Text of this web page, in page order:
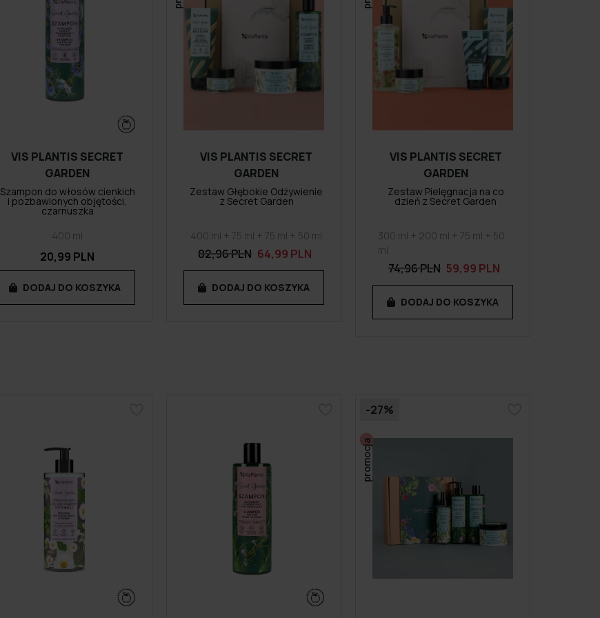
VIS PLANTIS SECRET
GARDEN
Szampon do włosów cienkich
i pozbawionych objętości,
czarnuszka
400 ml
20,99 PLN
DODAJ DO KOSZYKA
VIS PLANTIS SECRET
GARDEN
Zestaw Głębokie Odżywienie
z Secret Garden
400 ml + 75 ml + 75 ml + 50 ml
82,96 PLN 64,99 PLN
DODAJ DO KOSZYKA
VIS PLANTIS SECRET
GARDEN
Zestaw Pielęgnacja na co
dzień z Secret Garden
300 ml + 200 ml + 75 ml + 50
ml
74,96 PLN 59,99 PLN
DODAJ DO KOSZYKA
-27%
promocja